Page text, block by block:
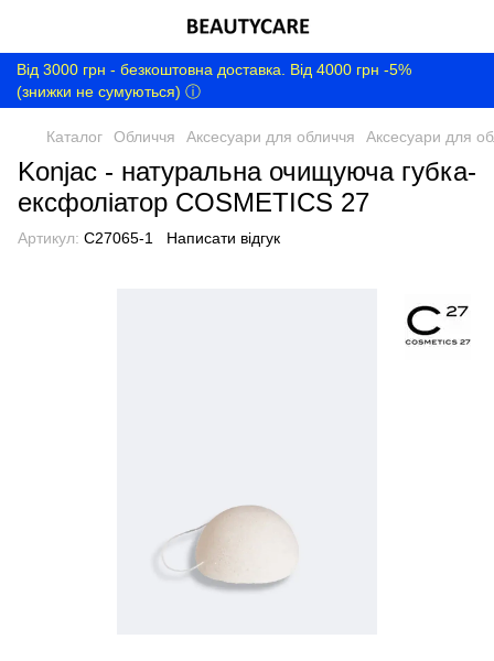
Від 3000 грн - безкоштовна доставка. Від 4000 грн -5%
(знижки не сумуються) ⓘ
Каталог Обличчя Аксесуари для обличчя Аксесуари для
Konjac - натуральна очищуюча губка-
ексфоліатор COSMETICS 27
Артикул: C27065-1 Написати відгук